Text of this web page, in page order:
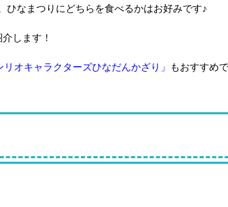
ひなまつりにどちらを食べるかはお好みです♪
します！
オキャラクターズひなだんかざり」 もおすすめ